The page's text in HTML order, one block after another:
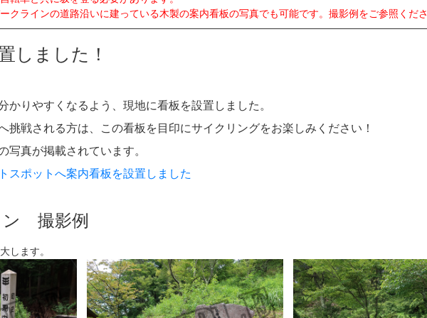
インの道路沿いに建っている木製の案内看板の写真でも可能です。撮影例をご参照くだ
しました！
かりやすくなるよう、現地に看板を設置しました。
挑戦される方は、この看板を目印にサイクリングをお楽しみください！
写真が掲載されています。
スポットへ案内看板を設置しました
撮影例
します。